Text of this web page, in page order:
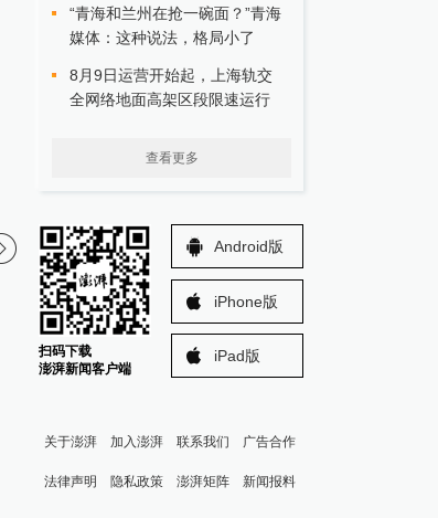
00:44
东南大学教务处副处长李骏扬，
拟调任云南楚雄州公务员
东南大学教务处副处长
拟调任云南楚雄州公务
“青海和兰州在抢一碗面？”青海
媒体：这种说法，格局小了
8月9日运营开始起，上海轨交
全网络地面高架区段限速运行
查看更多
扫码下载
澎湃新闻客户端
Android版
iPhone版
iPad版
关于澎湃 加入澎湃 联系我们 广告合作
法律声明 隐私政策 澎湃矩阵 新闻报料